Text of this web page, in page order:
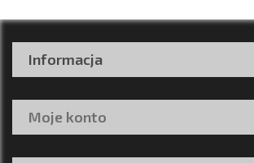
Informacja
Moje konto